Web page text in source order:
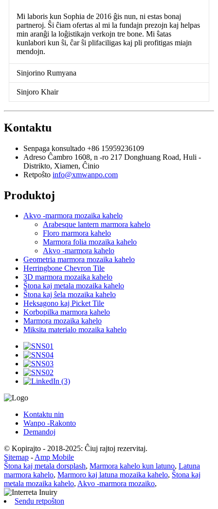
Mi laboris kun Sophia de 2016 ĝis nun, ni estas bonaj
partneroj. Ŝi ĉiam ofertas al mi la fundajn prezojn kaj helpas
min aranĝi la loĝistikajn verkojn tre bone. Mi ŝatas
kunlabori kun ŝi, ĉar ŝi plifaciligas kaj pli profitigas miajn
mendojn.
Sinjorino Rumyana
Sinjoro Khair
Kontaktu
Senpaga konsultado +86 15959236109
Adreso Ĉambro 1608, n -ro 217 Donghuang Road, Huli -
Distrikto, Xiamen, Ĉinio
Retpoŝto info@xmwanpo.com
Produktoj
Akvo -marmora mozaika kahelo
Arabesque lantern marmora kahelo
Floro marmora kahelo
Marmora folia mozaika kahelo
Akvo -marmora kahelo
Geometria marmora mozaika kahelo
Herringbone Chevron Tile
3D marmora mozaika kahelo
Ŝtona kaj metala mozaika kahelo
Ŝtona kaj ŝela mozaika kahelo
Heksagono kaj Picket Tile
Korbopilka marmora kahelo
Marmora mozaika kahelo
Miksita materialo mozaika kahelo
Kontaktu nin
Wanpo -Rakonto
Demandoj
© Kopirajto - 2018-2025: Ĉiuj rajtoj rezervitaj.
Sitemap -Amp Mobile
Ŝtona kaj metala dorsplash, Marmora kahelo kun latuno, Latuna
marmora kahelo, Marmoro kaj latuna mozaika kahelo, Ŝtona kaj
metala mozaika kahelo, Akvo -marmora mozaiko,
Sendu retpoŝton